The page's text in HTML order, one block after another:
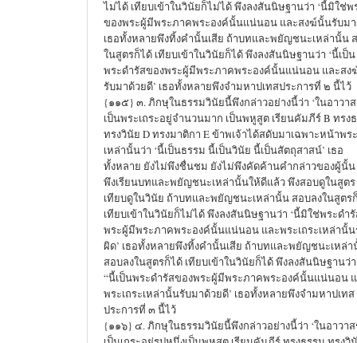
ไม่ได้ เทียบเข้าในวินัยก็ไม่ได้ พึงลงสันนิษฐานว่า ‘นี้มิใช่พ
ของพระผู้มีพระภาคพระองค์นั้นแน่นอน และสงฆ์นั้นรับมา
เธอทั้งหลายพึงทิ้งคำนั้นเสีย ถ้าบทและพยัญชนะเหล่านั้น
ในสูตรก็ได้ เทียบเข้าในวินัยก็ได้ พึงลงสันนิษฐานว่า ‘นี้เป็น
พระดำรัสของพระผู้มีพระภาคพระองค์นั้นแน่นอน และส
รับมาด้วยดี’ เธอทั้งหลายพึงจำมหาปเทสประการที่ ๒ นี้ไว้
{๑๑๕} ๓. ภิกษุในธรรมวินัยนี้พึงกล่าวอย่างนี้ว่า ‘ในอาว
เป็นพระเถระอยู่จำนวนมาก เป็นพหูสูต เรียนคัมภีร์ B ทรง
ทรงวินัย D ทรงมาติกา E ข้าพเจ้าได้สดับมาเฉพาะหน้าพร
เหล่านั้นว่า ‘นี้เป็นธรรม นี้เป็นวินัย นี้เป็นสัตถุสาสน์’ เธอ
ทั้งหลาย ยังไม่พึงชื่นชม ยังไม่พึงคัดค้านคำกล่าวของผู้นั้น
พึงเรียนบทและพยัญชนะเหล่านั้นให้ดีแล้ว พึงสอบดูในสูตร
เทียบดูในวินัย ถ้าบทและพยัญชนะเหล่านั้น สอบลงในสูตร
เทียบเข้าในวินัยก็ไม่ได้ พึงลงสันนิษฐานว่า ‘นี้มิใช่พระดำ
พระผู้มีพระภาคพระองค์นั้นแน่นอน และพระเถระเหล่านั้
ผิด’ เธอทั้งหลายพึงทิ้งคำนั้นเสีย ถ้าบทและพยัญชนะเหล่
สอบลงในสูตรก็ได้ เทียบเข้าในวินัยก็ได้ พึงลงสันนิษฐานว่า
“นี้เป็นพระดำรัสของพระผู้มีพระภาคพระองค์นั้นแน่นอน
พระเถระเหล่านั้นรับมาด้วยดี’ เธอทั้งหลายพึงจำมหาปเทส
ประการที่ ๓ นี้ไว้
{๑๑๖} ๔. ภิกษุในธรรมวินัยนี้พึงกล่าวอย่างนี้ว่า ‘ในอาว